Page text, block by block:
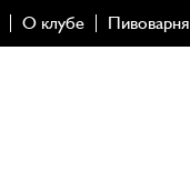
О клубе Пивоварня